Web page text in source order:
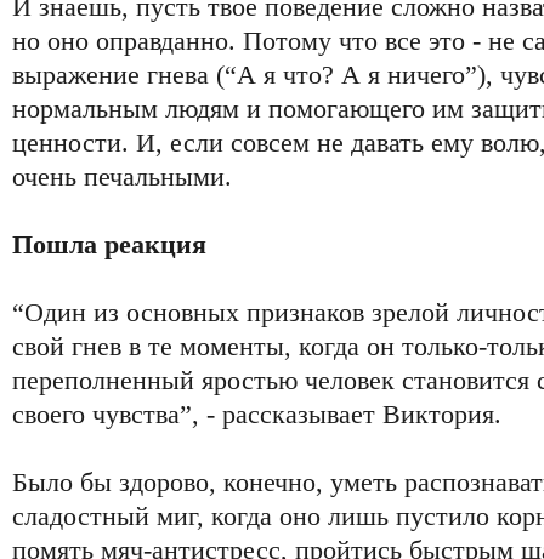
И знаешь, пусть твое поведение сложно
но оно оправданно. Потому что все это - не
выражение гнева (“А я что? А я ничего”),
нормальным людям и помогающего им
ценности. И, если совсем не давать ему
очень печальными.
Пошла реакция
“Один из основных признаков зрелой
свой гнев в те моменты, когда он только-
переполненный яростью человек
своего чувства”, - рассказывает Виктория.
Было бы здорово, конечно, уметь
сладостный миг, когда оно лишь пустило
помять мяч-антистресс, пройтись быстрым